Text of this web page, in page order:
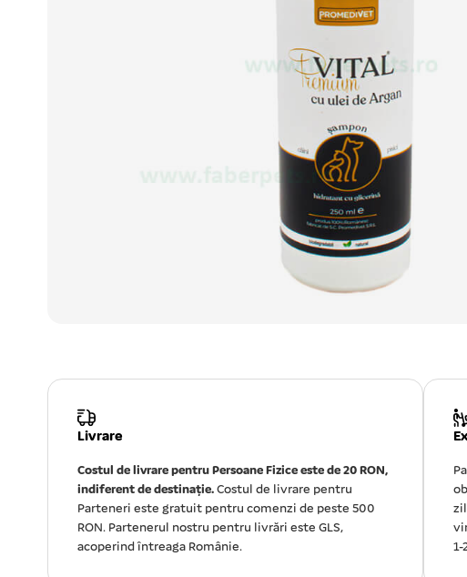
Livrare
Costul de livrare pentru Persoane Fizice este de 20 RON,
indiferent de destinație. Costul de livrare pentru
Parteneri este gratuit pentru comenzi de peste 500
RON. Partenerul nostru pentru livrări este GLS,
acoperind întreaga Românie.